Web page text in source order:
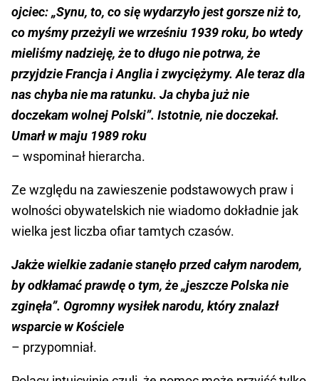
ojciec: „Synu, to, co się wydarzyło jest gorsze niż to,
co myśmy przeżyli we wrześniu 1939 roku, bo wtedy
mieliśmy nadzieję, że to długo nie potrwa, że
przyjdzie Francja i Anglia i zwyciężymy. Ale teraz dla
nas chyba nie ma ratunku. Ja chyba już nie
doczekam wolnej Polski”. Istotnie, nie doczekał.
Umarł w maju 1989 roku
– wspominał hierarcha.
Ze względu na zawieszenie podstawowych praw i
wolności obywatelskich nie wiadomo dokładnie jak
wielka jest liczba ofiar tamtych czasów.
Jakże wielkie zadanie stanęło przed całym narodem,
by odkłamać prawdę o tym, że „jeszcze Polska nie
zginęła”. Ogromny wysiłek narodu, który znalazł
wsparcie w Kościele
– przypomniał.